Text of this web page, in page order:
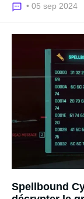
• 05 sep 2024
Spellbound